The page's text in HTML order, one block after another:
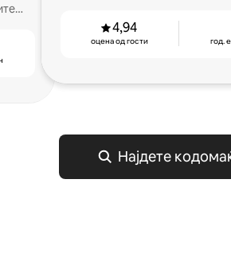
4,94
оцена од гости год.
Најдете